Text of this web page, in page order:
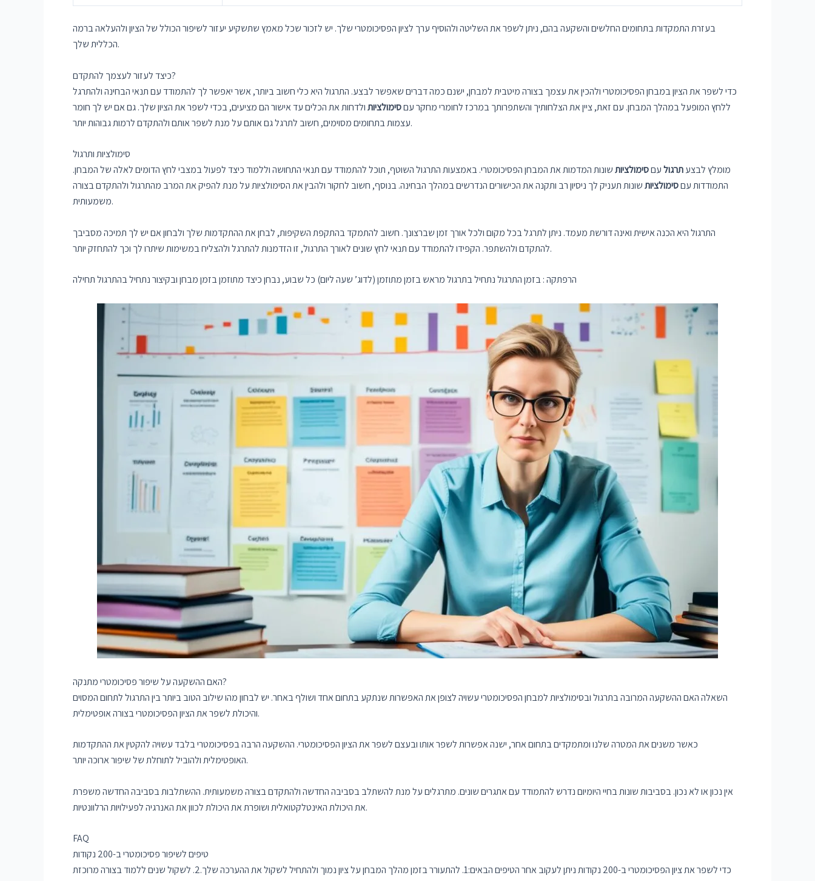
בעזרת התמקדות בתחומים החלשים והשקעה בהם, ניתן לשפר את השליטה ולהוסיף ערך לציון הפסיכומטרי שלך. יש לזכור שכל מאמץ שתשקיע יעזור לשיפור הכולל של הציון ולהעלאה ברמה
הכללית שלך.
כיצד לעזור לעצמך להתקדם?
כדי לשפר את הציון במבחן הפסיכומטרי ולהכין את עצמך בצורה מיטבית למבחן, ישנם כמה דברים שאפשר לבצע. התרגול היא כלי חשוב ביותר, אשר יאפשר לך להתמודד עם תנאי הבחינה ולהתרגל
ללחץ המופעל במהלך המבחן. עם זאת, ציין את הצלחותיך והשתפרותך במרכז לחומרי מחקר עםסימולציותולדחות את הכלים עד אישור הם מציעים, בכדי לשפר את הציון שלך. גם אם יש לך חומר
עצמות בתחומים מסוימים, חשוב לתרגל גם אותם על מנת לשפר אותם ולהתקדם לרמות גבוהות יותר.
סימולציות ותרגול
מומלץ לבצעתרגולעםסימולציותשונות המדמות את המבחן הפסיכומטרי. באמצעות התרגול השוטף, תוכל להתמודד עם תנאי התחושה וללמוד כיצד לפעול במצבי לחץ הדומים לאלה של המבחן.
התמודדות עםסימולציותשונות תעניק לך ניסיון רב ותקנה את הכישורים הנדרשים במהלך הבחינה. בנוסף, חשוב לחקור ולהבין את הסימולציות על מנת להפיק את המרב מהתרגול ולהתקדם בצורה
משמעותית.
התרגול היא הכנה אישית ואינה דורשת מעמד. ניתן לתרגל בכל מקום ולכל אורך זמן שברצונך. חשוב להתמקד בהתקפת השקיפות, לבחן את ההתקדמות שלך ולבחון אם יש לך תמיכה מסביבך
להתקדם ולהשתפר. הקפידו להתמודד עם תנאי לחץ שונים לאורך התרגול, זו הזדמנות להתרגל ולהצליח במשימות שיתרו לך וכך להתחזק יותר.
הרפתקה : בזמן התרגול נתחיל בתרגול מראש בזמן מתוזמן (לדוג’ שעה ליום) כל שבוע, נבחן כיצד מתוזמן בזמן מבחן ובקיצור נתחיל בהתרגול תחילה
האם ההשקעה על שיפור פסיכומטרי מתנקה?
השאלה האם ההשקעה המרובה בתרגול ובסימולציות למבחן הפסיכומטרי עשויה לצופן את האפשרות שנתקע בתחום אחד ושולף באחר. יש לבחון מהו שילוב הטוב ביותר בין התרגול לתחום המסוים
והיכולת לשפר את הציון הפסיכומטרי בצורה אופטימלית.
כאשר משנים את המטרה שלנו ומתמקדים בתחום אחר, ישנה אפשרות לשפר אותו ובעצם לשפר את הציון הפסיכומטרי. ההשקעה הרבה בפסיכומטרי בלבד עשויה להקטין את ההתקדמות
האופטימלית ולהוביל לתוחלת של שיפור ארוכה יותר.
אין נכון או לא נכון. בסביבות שונות בחיי היומיום נדרש להתמודד עם אתגרים שונים. מתרגלים על מנת להשתלב בסביבה החדשה ולהתקדם בצורה משמעותית. ההשתלבות בסביבה החדשה משפרת
את היכולת האינטלקטואלית ושופרת את היכולת לכוון את האנרגיה לפעילויות הרלוונטיות.
FAQ
טיפים לשיפור פסיכומטרי ב-200 נקודות
כדי לשפר את ציון הפסיכומטרי ב-200 נקודות ניתן לעקוב אחר הטיפים הבאים:1. להתעורר בזמן מהלך המבחן על ציון נמוך ולהתחיל לשקול את ההערכה שלך.2. לשקול שנים ללמוד בצורה מרוכזת